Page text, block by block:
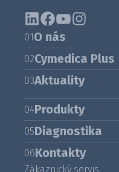
01O nás
02Cymedica Plus
03Aktuality
04Produkty
05Diagnostika
06Kontakty
Zákaznický servis